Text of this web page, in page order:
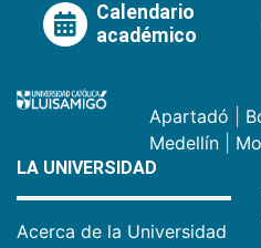
Calendario
académico
Apartadó
Medellín
LA UNIVERSIDAD
Acerca de la Universidad